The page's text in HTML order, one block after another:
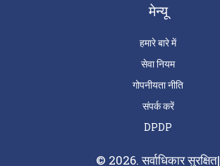
मेन्यू
हमारे बारे में
सेवा नियम
गोपनीयता नीति
संपर्क करें
DPDP
© 2026. सर्वाधिकार सुरक्षित|